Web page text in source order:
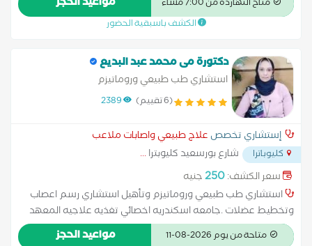
متاح النهاردة من 7:00 مساءً
الكشف باسبقية الحضور
دكتورة مى محمد عبد البديع
استشاري طب طبيعي وروماتيزم
(6 تقييم) 2389
إستشاري تخصص علاج طبيعي واصابات ملاعب
كليوباترا شارع بورسعيد كليوبترا...
سعر الكشف:250جنيه
استشاري طب طبيعي وروماتيزم وتأهيل استشاري رسم اعصاب
وتخطيط عضلات .جامعه اسكندريه اخصائي تغذيه علاجيه المعهد
القومي للتغذيه-القاهره
متاحة من يوم 2026-08-11 مواعيد الحجز